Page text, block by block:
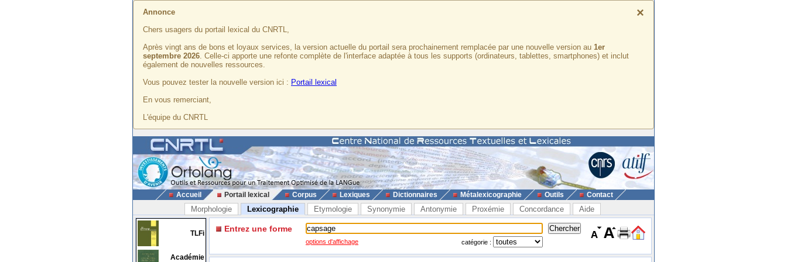
×
Annonce
Chers usagers du portail lexical du CNRTL,
Après vingt ans de bons et loyaux services, la version actuelle du portail sera prochainement remplacée par une nouvelle version au 1er
septembre 2026. Celle-ci apporte une refonte complète de l'interface adaptée à tous les supports (ordinateurs, tablettes, smartphones) et inclut
également de nouvelles ressources.
Vous pouvez tester la nouvelle version ici : Portail lexical
En vous remerciant,
L'équipe du CNRTL
Accueil Portail lexical Corpus Lexiques Dictionnaires Métalexicographie Outils Contact
Morphologie Lexicographie Etymologie Synonymie Antonymie Proxémie Concordance Aide
TLFi
Académie
Entrez une forme
options d'affichage catégorie :